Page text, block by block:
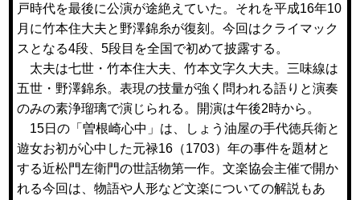
戸時代を最後に公演が途絶えていた。それを平成16年10
月に竹本住大夫と野澤錦糸が復刻。今回はクライマック
スとなる4段、5段目を全国で初めて披露する。
太夫は七世・竹本住大夫、竹本文字久大夫。三味線は
五世・野澤錦糸。表現の技量が強く問われる語りと演奏
のみの素浄瑠璃で演じられる。開演は午後2時から。
15日の「曽根崎心中」は、しょう油屋の手代徳兵衛と
遊女お初が心中した元禄16（1703）年の事件を題材と
する近松門左衛門の世話物第一作。文楽協会主催で開か
れる今回は、物語や人形など文楽についての解説もあ